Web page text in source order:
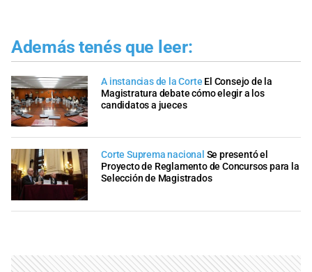
Además tenés que leer:
A instancias de la Corte El Consejo de la
Magistratura debate cómo elegir a los
candidatos a jueces
Corte Suprema nacional Se presentó el
Proyecto de Reglamento de Concursos para la
Selección de Magistrados